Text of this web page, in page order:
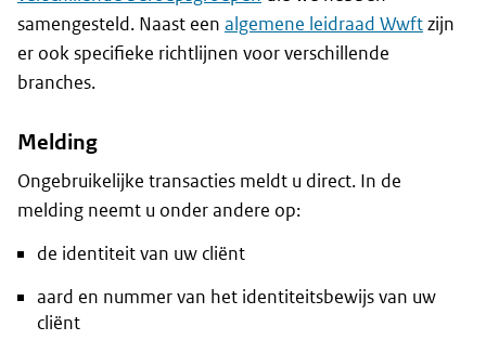
samengesteld. Naast een algemene leidraad Wwftzijn
er ook specifieke richtlijnen voor verschillende
branches.
Melding
Ongebruikelijke transacties meldt u direct. In de
melding neemt u onder andere op:
de identiteit van uw cliënt
aard en nummer van het identiteitsbewijs van uw
cliënt